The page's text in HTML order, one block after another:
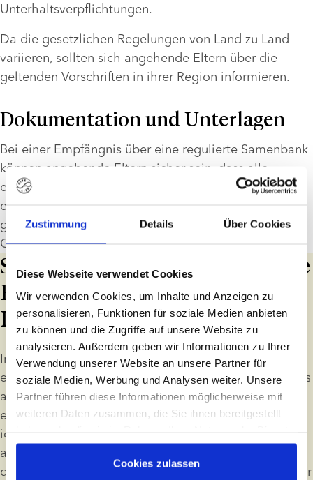
Zustimmung Details Über Cookies
Diese Webseite verwendet Cookies
Wir verwenden Cookies, um Inhalte und Anzeigen zu
personalisieren, Funktionen für soziale Medien anbieten
zu können und die Zugriffe auf unsere Website zu
analysieren. Außerdem geben wir Informationen zu Ihrer
Verwendung unserer Website an unsere Partner für
soziale Medien, Werbung und Analysen weiter. Unsere
Partner führen diese Informationen möglicherweise mit
weiteren Daten zusammen, die Sie ihnen bereitgestellt
gesammelt haben
Cookies zulassen
Unterhaltsverpflichtungen.
Da die gesetzlichen Regelungen von Land zu Land
variieren, sollten sich angehende Eltern über die
geltenden Vorschriften in ihrer Region informieren.
Dokumentation und Unterlagen
Bei einer Empfängnis über eine regulierte Samenbank
können angehende Eltern sicher sein, dass alle
erforderlichen Dokumente und Unterlagen korrekt
erstellt und verwaltet werden. Auf dem informellen
grauen Markt gibt es dafür keine entsprechende
Garantie.
Spenderidentität und mögliche
Risiken eines späteren
Kontakts
In einigen Ländern sind ID-Release-Spender die
einzige rechtlich zulässige Option. Das bedeutet, dass
alle durch Samenspende gezeugten Personen ab
einem bestimmten Alter einen Teil der
identifizierenden Informationen ihres Spenders
anfordern können. Dadurch können Personen, die
durch Samenspende gezeugt wurden, erfahren, wer ihr